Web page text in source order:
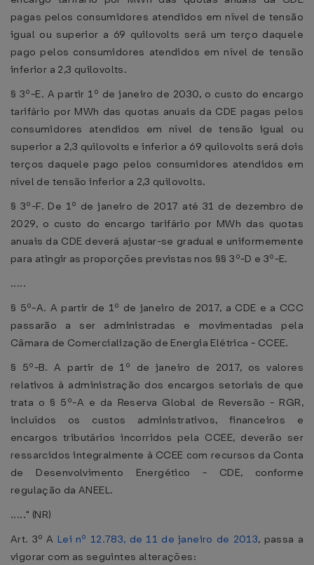
pagas pelos consumidores atendidos em nível de tensão
igual ou superior a 69 quilovolts será um terço daquele
pago pelos consumidores atendidos em nível de tensão
inferior a 2,3 quilovolts.
§ 3º-E. A partir 1º de janeiro de 2030, o custo do encargo
tarifário por MWh das quotas anuais da CDE pagas pelos
consumidores atendidos em nível de tensão igual ou
superior a 2,3 quilovolts e inferior a 69 quilovolts será dois
terços daquele pago pelos consumidores atendidos em
nível de tensão inferior a 2,3 quilovolts.
§ 3º-F. De 1º de janeiro de 2017 até 31 de dezembro de
2029, o custo do encargo tarifário por MWh das quotas
anuais da CDE deverá ajustar-se gradual e uniformemente
para atingir as proporções previstas nos §§ 3º-D e 3º-E.
.....
§ 5º-A. A partir de 1º de janeiro de 2017, a CDE e a CCC
passarão a ser administradas e movimentadas pela
Câmara de Comercialização de Energia Elétrica - CCEE.
§ 5º-B. A partir de 1º de janeiro de 2017, os valores
relativos à administração dos encargos setoriais de que
trata o § 5º-A e da Reserva Global de Reversão - RGR,
incluídos os custos administrativos, financeiros e
encargos tributários incorridos pela CCEE, deverão ser
ressarcidos integralmente à CCEE com recursos da Conta
de Desenvolvimento Energético - CDE, conforme
regulação da ANEEL.
....." (NR)
Art. 3º A Lei nº 12.783, de 11 de janeiro de 2013, passa a
vigorar com as seguintes alterações: